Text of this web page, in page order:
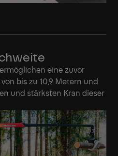
eine zuvor
bis zu 10,9 Metern und
und stärksten Kran dieser